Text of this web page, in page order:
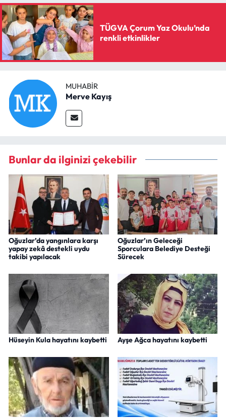
TÜGVA Çorum Yaz Okulu’nda
renkli etkinlikler
MUHABIR
Merve Kayış
Bunlar da ilginizi çekebilir
Oğuzlar’da yangınlara karşı
yapay zekâ destekli uydu
takibi yapılacak
Oğuzlar’ın Geleceği
Sporculara Belediye Desteği
Sürecek
Hüseyin Kula hayatını kaybetti Ayşe Ağca hayatını kaybetti